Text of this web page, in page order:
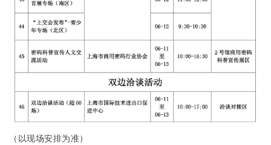
（以现场安排为准）